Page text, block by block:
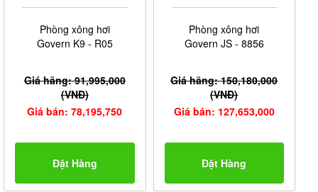
Phòng xông hơi
Govern K9 - R05
Giá hãng: 91,995,000
(VNĐ)
Giá bán: 78,195,750
Đặt Hàng
Phòng xông hơi
Govern JS - 8856
Giá hãng: 150,180,000
(VNĐ)
Giá bán: 127,653,000
Đặt Hàng